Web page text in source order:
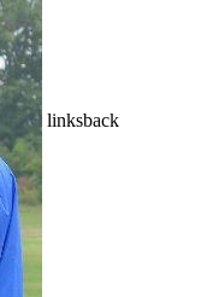
linksback